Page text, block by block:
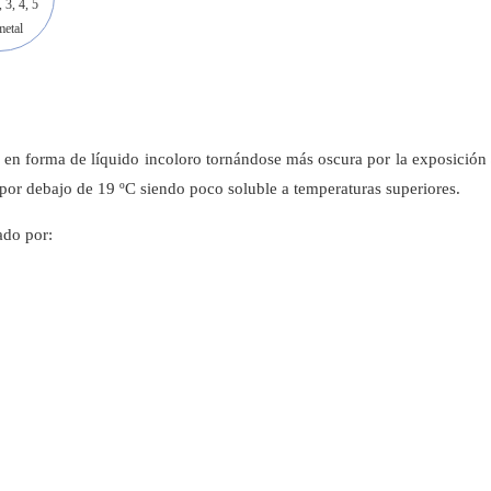
3, 4, 5
forma de líquido incoloro tornándose más oscura por la
debajo de 19 ºC siendo poco soluble a temperaturas superiores.
por: